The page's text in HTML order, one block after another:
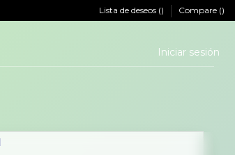
Lista de deseos () Compare ()
Iniciar sesión